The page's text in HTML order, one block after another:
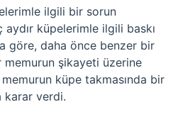
ilgili bir sorun
aydır küpelerimle ilgili baskı
göre, daha önce benzer bir
memurun şikayeti üzerine
küpe takmasında bir
karar verdi.